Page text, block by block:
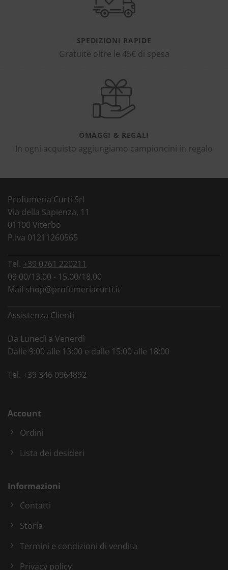
SPEDIZIONI RAPIDE
Gratuite oltre le 45€ di spesa
OMAGGI & REGALI
In ogni acquisto aggiungiamo campioncini in regalo
Profumeria Curti Srl
Via della Sapienza, 11
01100 Viterbo
P.Iva 01211260565
Tel. +39 0761 220211
09.00/13.00 - 15.00/18.00
Mail shop@profumeriacurti.it
Assistenza Clienti
Da Lunedì a Venerdì
Dalle 9:00 alle 13:00 e dalle 15:00 alle 18:00
Tel. +39 346 0964892
Account
Ordini
Lista dei desideri
Informazioni
Contatti
Storia
Termini e condizioni di vendita
Privacy policy